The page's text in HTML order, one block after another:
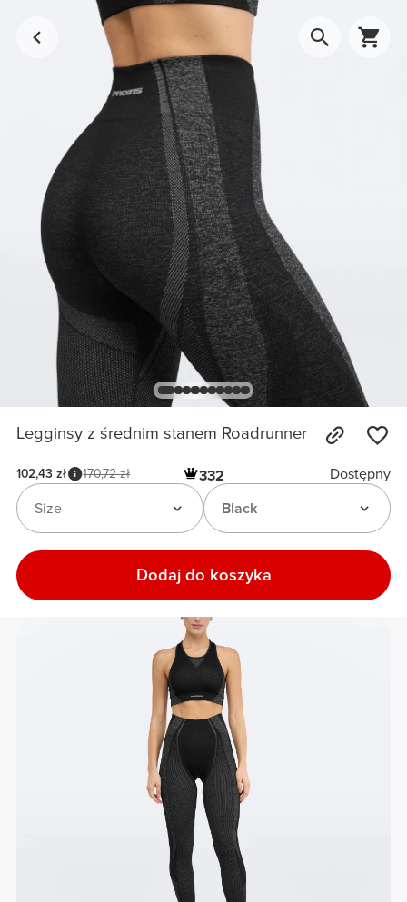
Legginsy z średnim stanem Roadrunner
102,43 zł 170,72 zł 332
Dostępny
Black
Size
Dodaj do koszyka